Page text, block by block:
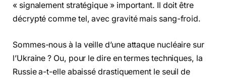
« signalement stratégique » important. Il doit être
décrypté comme tel, avec gravité mais sang-froid.
Sommes-nous à la veille d’une attaque nucléaire sur
l’Ukraine ? Ou, pour le dire en termes techniques, la
Russie a-t-elle abaissé drastiquement le seuil de